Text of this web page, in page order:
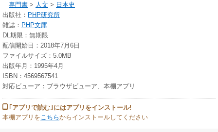
専門書 > 人文 > 日本史
出版社： PHP研究所
雑誌： PHP文庫
DL期限：無期限
配信開始日：2018年7月6日
ファイルサイズ：5.0MB
出版年月：1995年4月
ISBN：4569567541
対応ビューア：ブラウザビューア、本棚アプリ
｢アプリで読む｣にはアプリをインストール!
本棚アプリを こちらからインストールしてください